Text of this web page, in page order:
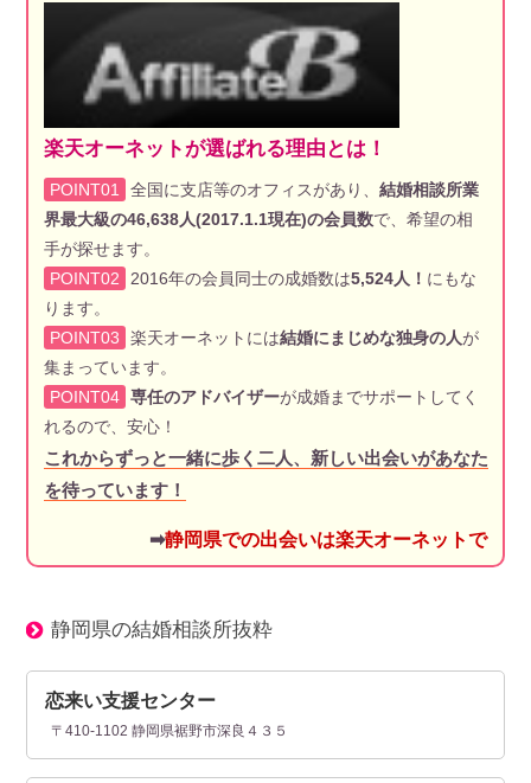
楽天オーネットが選ばれる理由とは！
POINT01 全国に支店等のオフィスがあり、 結婚相談所業
界最大級の46,638人(2017.1.1現在)の会員数で、希望の相
手が探せます。
POINT02
2016年の会員同士の成婚数は5,524人！ にもな
ります。
POINT03
楽天オーネットには結婚にまじめな独身の人が
集まっています。
POINT04 専任のアドバイザーが成婚までサポートしてく
れるので、安心！
これからずっと一緒に歩く二人、新しい出会いがあなた
を待っています！
➡静岡県での出会いは楽天オーネットで
静岡県の結婚相談所抜粋
恋来い支援センター
〒410-1102 静岡県裾野市深良４３５